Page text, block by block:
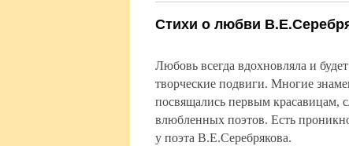
Стихи о любви
Любовь всегда вдохновляла и
творческие подвиги. Многие
посвящались первым красавицам,
влюбленных поэтов. Есть
у поэта В.Е.Серебрякова.